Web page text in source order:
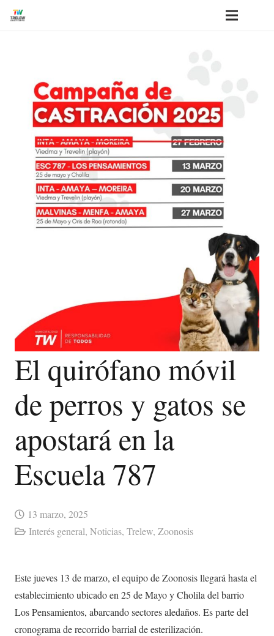
El quirófano móvil
de perros y gatos se
apostará en la
Escuela 787
13 marzo, 2025
Interés general, Noticias, Trelew, Zoonosis
Este jueves 13 de marzo, el equipo de Zoonosis llegará hasta el
establecimiento ubicado en 25 de Mayo y Cholila del barrio
Los Pensamientos, abarcando sectores aledaños. Es parte del
cronograma de recorrido barrial de esterilización.